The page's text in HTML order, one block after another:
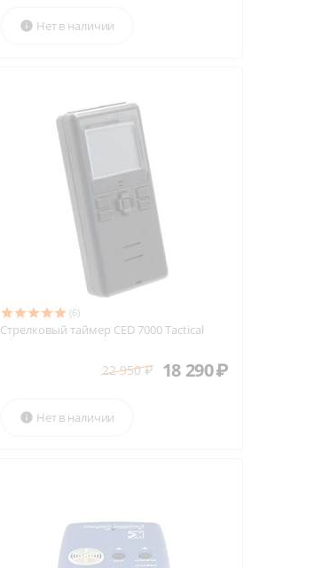
Нет в наличии

(6)
Стрелковый таймер CED 7000 Tactical
22 950 ₽ 18 290₽
Нет в наличии
